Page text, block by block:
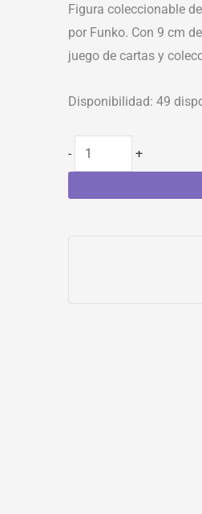
Figura coleccionable
por Funko. Con 9 cm
juego de cartas y
Disponibilidad: 49
- +